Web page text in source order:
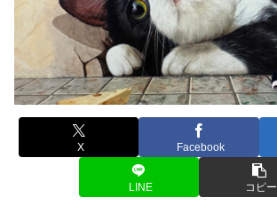
X Facebook
LINE コピー